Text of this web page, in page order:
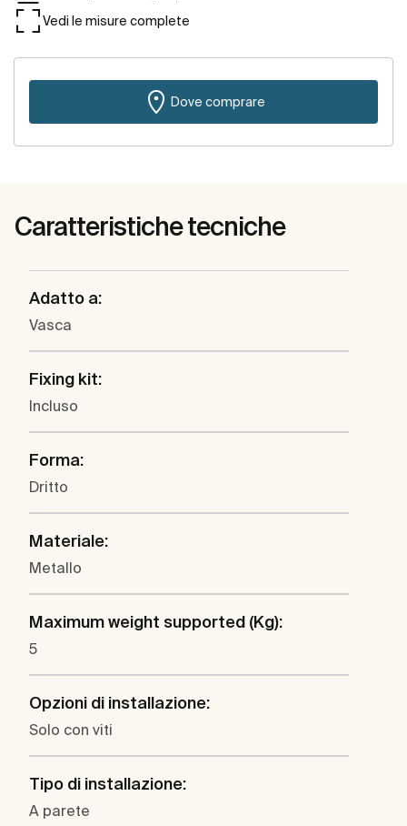
Vedi le misure complete
Dove comprare
Caratteristiche tecniche
Adatto a:
Vasca
Fixing kit:
Incluso
Forma:
Dritto
Materiale:
Metallo
Maximum weight supported (Kg):
5
Opzioni di installazione:
Solo con viti
Tipo di installazione:
A parete